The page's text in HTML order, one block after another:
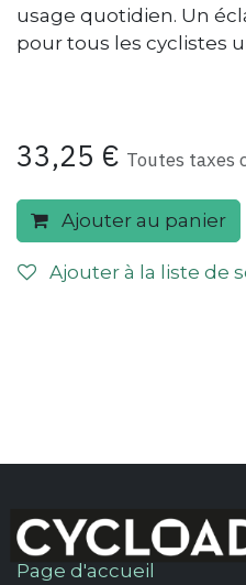
usage quotidien. Un
pour tous les cyclistes
33,25 € Toutes taxes
Ajouter au panier
Ajouter à la liste de
Page d'accueil